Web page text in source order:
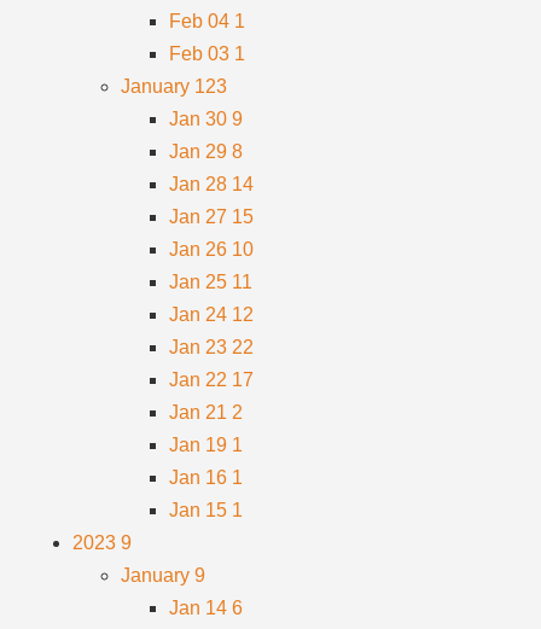
Feb 04 1
Feb 03 1
January 123
Jan 30 9
Jan 29 8
Jan 28 14
Jan 27 15
Jan 26 10
Jan 25 11
Jan 24 12
Jan 23 22
Jan 22 17
Jan 21 2
Jan 19 1
Jan 16 1
Jan 15 1
2023 9
January 9
Jan 14 6